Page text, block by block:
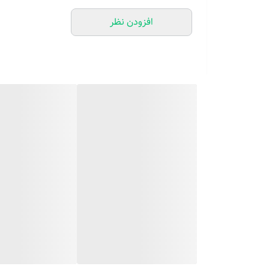
کند.فناوری جدید کاهش نویز ، قدرت قوی ، حداقل سر و
افزودن نظر